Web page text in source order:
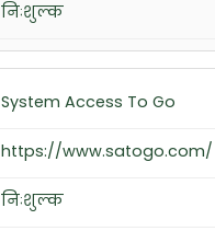
निःशुल्क
System Access To Go
https://www.satogo.com/
निःशुल्क